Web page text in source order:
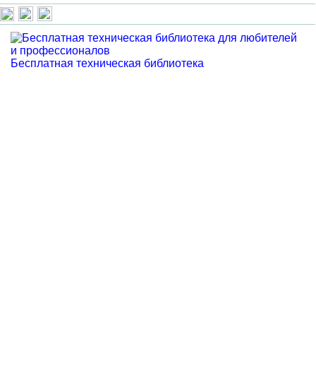
Бесплатная техническая библиотека